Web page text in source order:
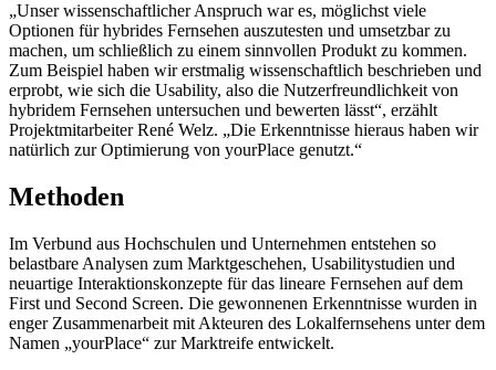
„Unser wissenschaftlicher Anspruch war es, möglichst viele
Optionen für hybrides Fernsehen auszutesten und umsetzbar zu
machen, um schließlich zu einem sinnvollen Produkt zu kommen.
Zum Beispiel haben wir erstmalig wissenschaftlich beschrieben und
erprobt, wie sich die Usability, also die Nutzerfreundlichkeit von
hybridem Fernsehen untersuchen und bewerten lässt“, erzählt
Projektmitarbeiter René Welz. „Die Erkenntnisse hieraus haben wir
natürlich zur Optimierung von yourPlace genutzt.“
Methoden
Im Verbund aus Hochschulen und Unternehmen entstehen so
belastbare Analysen zum Marktgeschehen, Usabilitystudien und
neuartige Interaktionskonzepte für das lineare Fernsehen auf dem
First und Second Screen. Die gewonnenen Erkenntnisse wurden in
enger Zusammenarbeit mit Akteuren des Lokalfernsehens unter dem
Namen „yourPlace“ zur Marktreife entwickelt.